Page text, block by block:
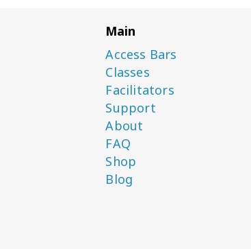
Main
Access Bars
Classes
Facilitators
Support
About
FAQ
Shop
Blog